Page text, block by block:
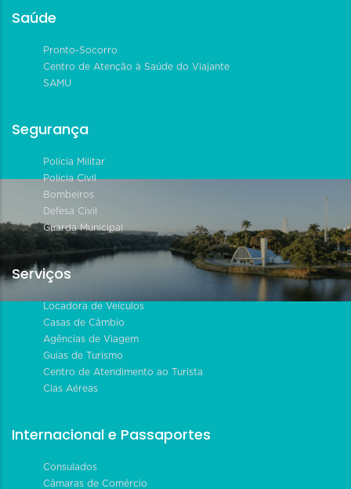
Saúde
Pronto-Socorro
Centro de Atenção à Saúde do Viajante
SAMU
Segurança
Polícia Militar
Polícia Civil
Bombeiros
Defesa Civil
Guarda Municipal
Serviços
Locadora de Veículos
Casas de Câmbio
Agências de Viagem
Guias de Turismo
Centro de Atendimento ao Turista
Cias Aéreas
Internacional e Passaportes
Consulados
Câmaras de Comércio